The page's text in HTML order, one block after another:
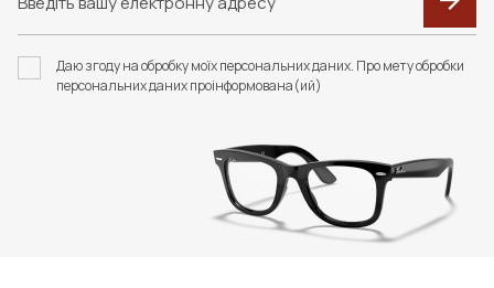
Даю згоду на обробку моїх персональних даних. Про мету обробки
персональних даних проінформована(ий)